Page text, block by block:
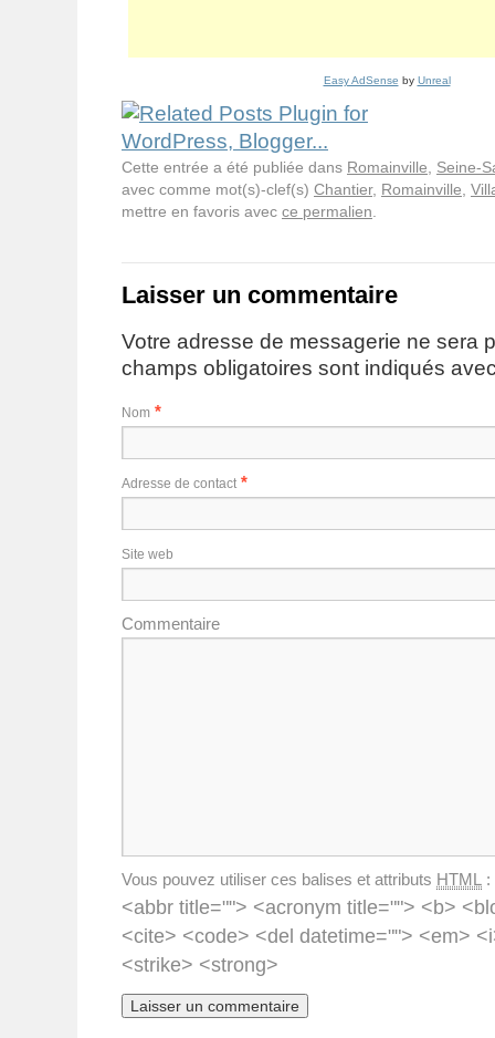
Easy AdSense by Unreal
Cette entrée a été publiée dans Romainville, Seine-
avec comme mot(s)-clef(s) Chantier, Romainville,
mettre en favoris avec ce permalien.
Laisser un commentaire
Votre adresse de messagerie ne sera
champs obligatoires sont indiqués
Nom *
Adresse de contact *
Site web
Commentaire
Vous pouvez utiliser ces balises et attributs HTML :
<abbr title=""> <acronym title=""> <b>
<cite> <code> <del datetime=""> <em>
<strike> <strong>